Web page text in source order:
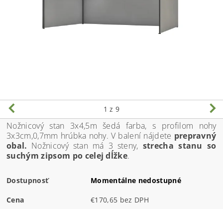
1 z 9
Nožnicový stan 3x4,5m šedá farba, s profilom nohy
3x3cm,0,7mm hrúbka nohy. V balení nájdete prepravný
obal. Nožnicový stan má 3 steny, strecha stanu so
suchým zipsom po celej dĺžke.
Dostupnosť Momentálne nedostupné
Cena €170,65 bez DPH